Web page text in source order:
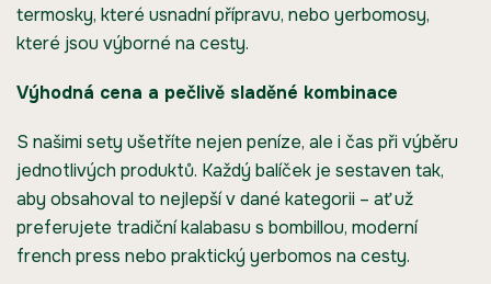
termosky, které usnadní přípravu, nebo yerbomosy,
které jsou výborné na cesty.
Výhodná cena a pečlivě sladěné kombinace
S našimi sety ušetříte nejen peníze, ale i čas při výběru
jednotlivých produktů. Každý balíček je sestaven tak,
aby obsahoval to nejlepší v dané kategorii – ať už
preferujete tradiční kalabasu s bombillou, moderní
french press nebo praktický yerbomos na cesty.